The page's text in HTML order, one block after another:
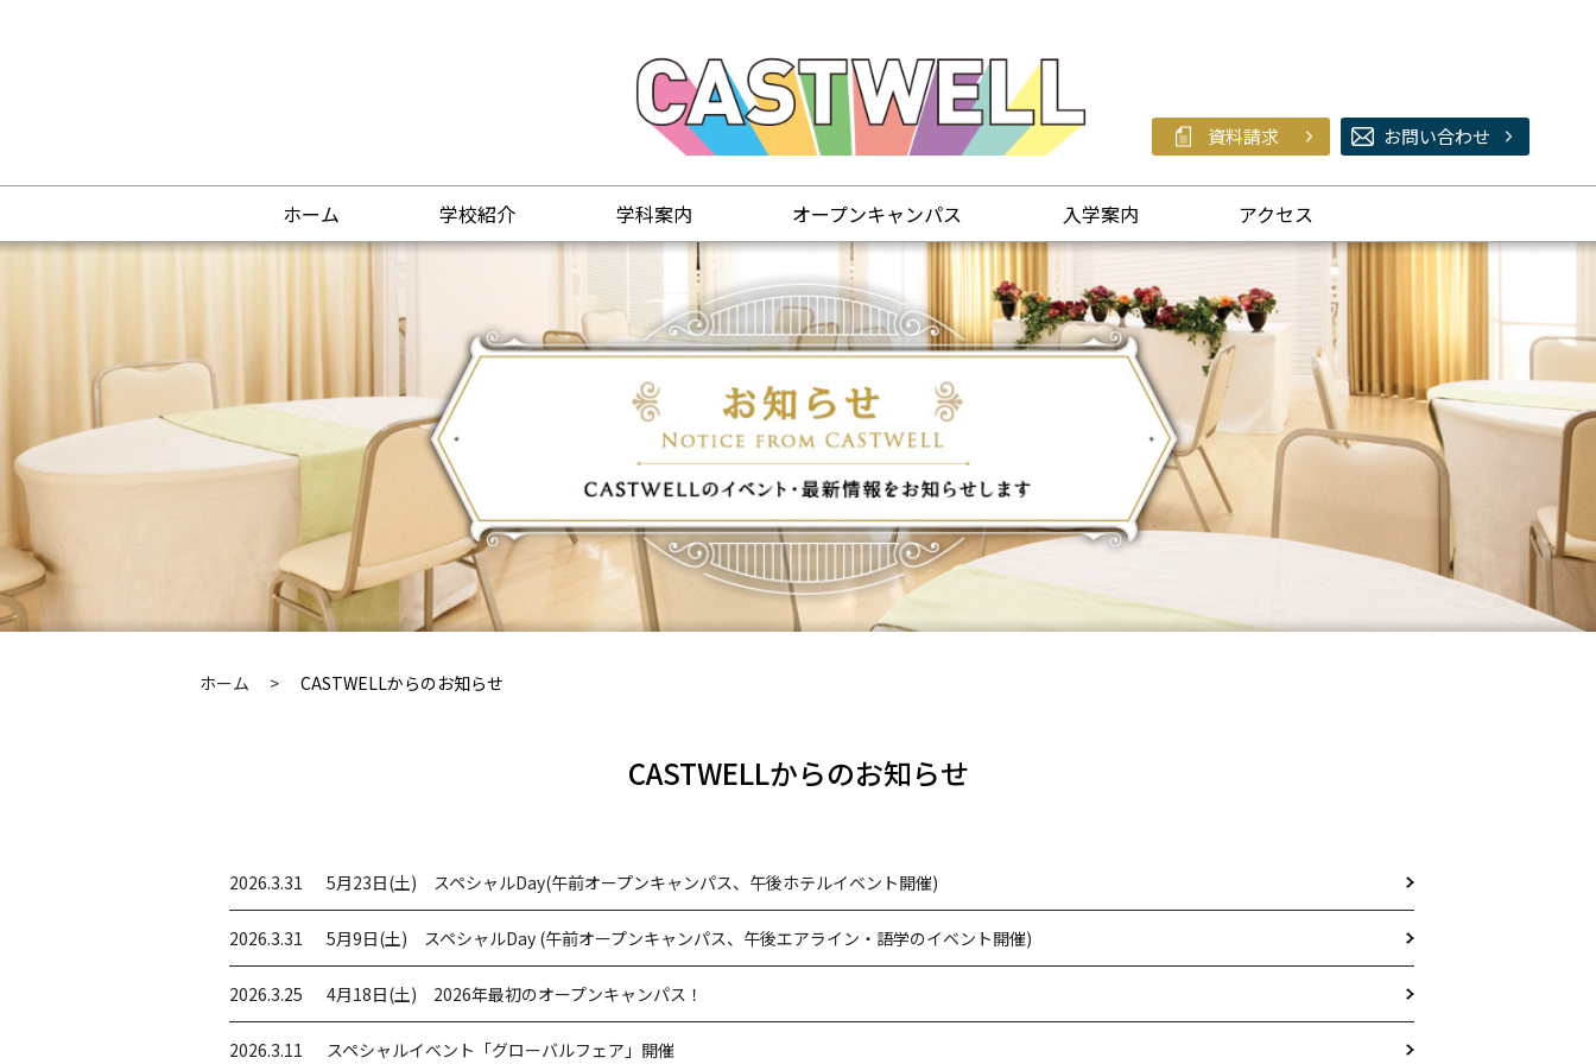
資料請求 お問い合わせ
ホーム 学校紹介 学科案内 オープンキャンパス 入学案内 アクセス
ホーム CASTWELLからのお知らせ
CASTWELLからのお知らせ
2026.3.31 5月23日(土) スペシャルDay(午前オープンキャンパス、午後ホテルイベント開催)
2026.3.31 5月9日(土) スペシャルDay (午前オープンキャンパス、午後エアライン・語学のイベント開催)
2026.3.25 4月18日(土) 2026年最初のオープンキャンパス！
2026.3.11 スペシャルイベント「グローバルフェア」開催